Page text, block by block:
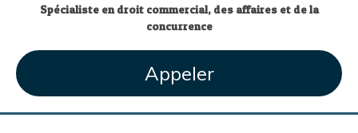
Spécialiste en droit commercial, des affaires et de la
concurrence
Appeler